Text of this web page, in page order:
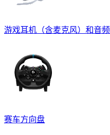
游戏耳机（含麦克风）和音频
赛车方向盘